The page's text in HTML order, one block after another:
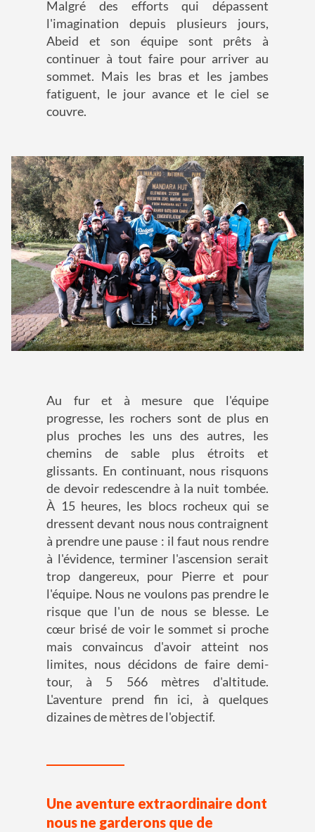
Malgré des efforts qui dépassent
l'imagination depuis plusieurs jours,
Abeid et son équipe sont prêts à
continuer à tout faire pour arriver au
sommet. Mais les bras et les jambes
fatiguent, le jour avance et le ciel se
couvre.
Au fur et à mesure que l'équipe
progresse, les rochers sont de plus en
plus proches les uns des autres, les
chemins de sable plus étroits et
glissants. En continuant, nous risquons
de devoir redescendre à la nuit tombée.
À 15 heures, les blocs rocheux qui se
dressent devant nous nous contraignent
à prendre une pause : il faut nous rendre
à l'évidence, terminer l'ascension serait
trop dangereux, pour Pierre et pour
l'équipe. Nous ne voulons pas prendre le
risque que l'un de nous se blesse. Le
cœur brisé de voir le sommet si proche
mais convaincus d'avoir atteint nos
limites, nous décidons de faire demi-
tour, à 5 566 mètres d'altitude.
L'aventure prend fin ici, à quelques
dizaines de mètres de l'objectif.
Une aventure extraordinaire dont
nous ne garderons que de